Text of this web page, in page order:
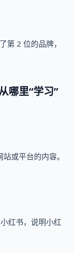
第 2 位的品牌，
哪里“学习”
或平台的内容。
红书，说明小红